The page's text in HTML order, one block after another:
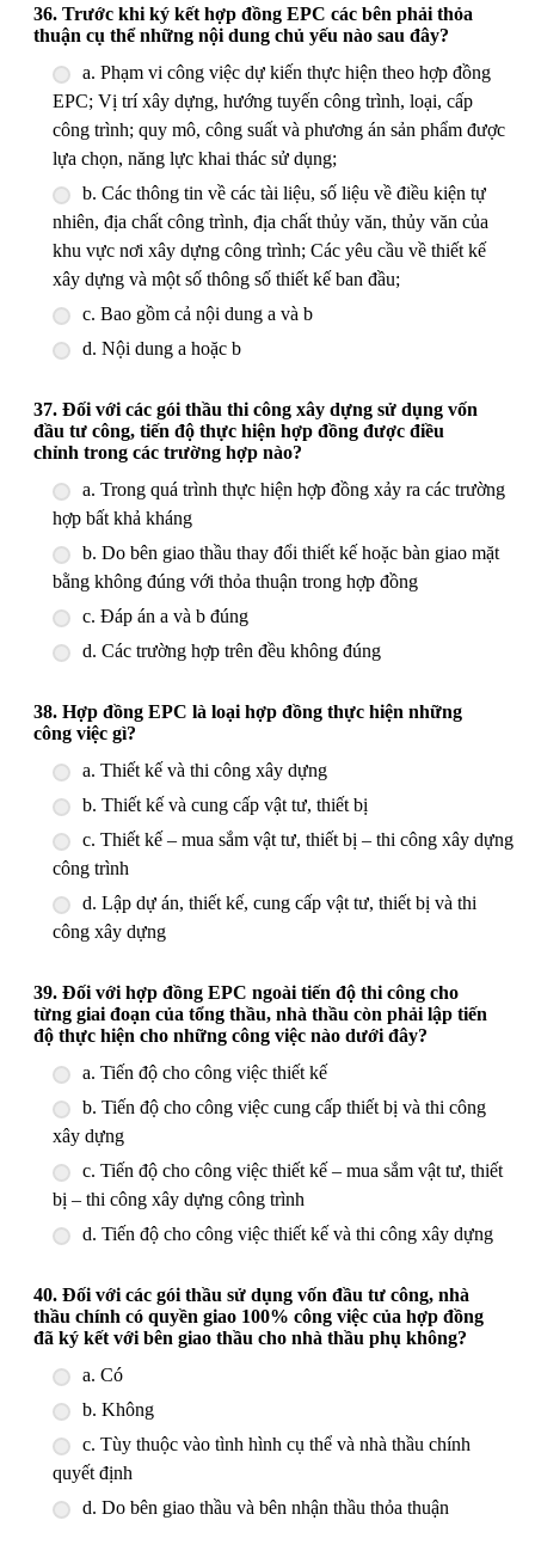
36. Trước khi ký kết hợp đồng EPC các bên phải thỏa
thuận cụ thể những nội dung chủ yếu nào sau đây?
a. Phạm vi công việc dự kiến thực hiện theo hợp đồng
EPC; Vị trí xây dựng, hướng tuyến công trình, loại, cấp
công trình; quy mô, công suất và phương án sản phẩm được
lựa chọn, năng lực khai thác sử dụng;
b. Các thông tin về các tài liệu, số liệu về điều kiện tự
nhiên, địa chất công trình, địa chất thủy văn, thủy văn của
khu vực nơi xây dựng công trình; Các yêu cầu về thiết kế
xây dựng và một số thông số thiết kế ban đầu;
c. Bao gồm cả nội dung a và b
d. Nội dung a hoặc b
37. Đối với các gói thầu thi công xây dựng sử dụng vốn
đầu tư công, tiến độ thực hiện hợp đồng được điều
chỉnh trong các trường hợp nào?
a. Trong quá trình thực hiện hợp đồng xảy ra các trường
hợp bất khả kháng
b. Do bên giao thầu thay đổi thiết kế hoặc bàn giao mặt
bằng không đúng với thỏa thuận trong hợp đồng
c. Đáp án a và b đúng
d. Các trường hợp trên đều không đúng
38. Hợp đồng EPC là loại hợp đồng thực hiện những
công việc gì?
a. Thiết kế và thi công xây dựng
b. Thiết kế và cung cấp vật tư, thiết bị
c. Thiết kế – mua sắm vật tư, thiết bị – thi công xây dựng
công trình
d. Lập dự án, thiết kế, cung cấp vật tư, thiết bị và thi
công xây dựng
39. Đối với hợp đồng EPC ngoài tiến độ thi công cho
từng giai đoạn của tổng thầu, nhà thầu còn phải lập tiến
độ thực hiện cho những công việc nào dưới đây?
a. Tiến độ cho công việc thiết kế
b. Tiến độ cho công việc cung cấp thiết bị và thi công
xây dựng
c. Tiến độ cho công việc thiết kế – mua sắm vật tư, thiết
bị – thi công xây dựng công trình
d. Tiến độ cho công việc thiết kế và thi công xây dựng
40. Đối với các gói thầu sử dụng vốn đầu tư công, nhà
thầu chính có quyền giao 100% công việc của hợp đồng
đã ký kết với bên giao thầu cho nhà thầu phụ không?
a. Có
b. Không
c. Tùy thuộc vào tình hình cụ thể và nhà thầu chính
quyết định
d. Do bên giao thầu và bên nhận thầu thỏa thuận